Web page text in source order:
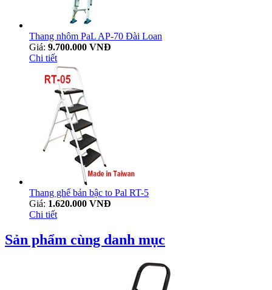
Thang nhôm PaL AP-70 Đài Loan
Giá: 9.700.000 VNĐ
Chi tiết
Thang ghế bản bậc to Pal RT-5
Giá: 1.620.000 VNĐ
Chi tiết
Sản phẩm cùng danh mục